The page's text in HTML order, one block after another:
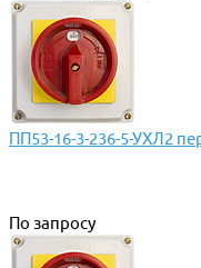
ПП53-16-3-236-5-УХЛ2
По запросу